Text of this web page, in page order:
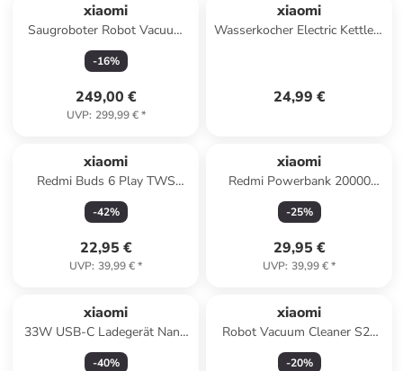
xiaomi
Saugroboter Robot Vacuum
S40 Pro EU in weiß
-16%
249,00 €
UVP: 299,99 €*
xiaomi
Wasserkocher Electric Kettle 2
24,99 €
xiaomi
Redmi Buds 6 Play TWS
Kopfhörer
-42%
22,95 €
UVP: 39,99 €*
xiaomi
Redmi Powerbank 20000
mAh 18W EU
-25%
29,95 €
UVP: 39,99 €*
xiaomi
33W USB-C Ladegerät Nano
Power Adapter
-40%
xiaomi
Robot Vacuum Cleaner S20
White EU
-20%